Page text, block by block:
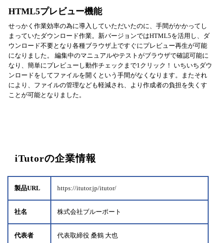
HTML5プレビュー機能
せっかく作業効率の為に導入していただいたのに、手間がかかってし
まっていたダウンロード作業。新バージョンではHTML5を活用し、ダ
ウンロード不要となり各種ブラウザ上ですぐにプレビュー再生が可能
になりました。 編集中のマニュアルやテストがブラウザで確認可能に
なり、簡単にプレビューし動作チェックまで1クリック！ いちいちダウ
ンロードをしてファイルを開くという手間がなくなります。またそれ
により、ファイルの管理なども軽減され、より作成者の負担を失くす
ことが可能となりました。
iTutorの企業情報
製品URL https://itutor.jp/itutor/
社名 株式会社ブルーポート
代表者 代表取締役 桑鶴 大也